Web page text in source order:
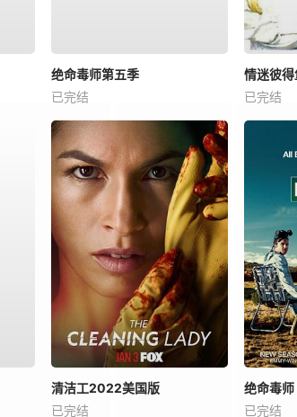
绝命毒师第五季
已完结
情迷彼得
已完结
清洁工2022美国版
已完结
绝命毒师
已完结